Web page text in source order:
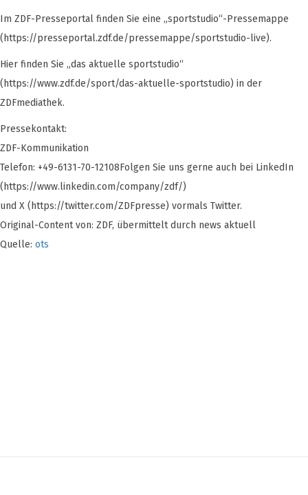
Im ZDF-Presseportal finden Sie eine „sportstudio“-Pressemappe
(https://presseportal.zdf.de/pressemappe/sportstudio-live).
Hier finden Sie „das aktuelle sportstudio“
(https://www.zdf.de/sport/das-aktuelle-sportstudio) in der
ZDFmediathek.
Pressekontakt:
ZDF-Kommunikation
Telefon: +49-6131-70-12108Folgen Sie uns gerne auch bei LinkedIn
(https://www.linkedin.com/company/zdf/)
und X (https://twitter.com/ZDFpresse) vormals Twitter.
Original-Content von: ZDF, übermittelt durch news aktuell
Quelle: ots